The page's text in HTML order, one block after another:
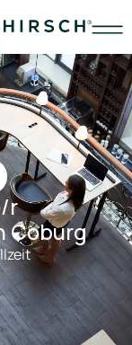
r
Coburg